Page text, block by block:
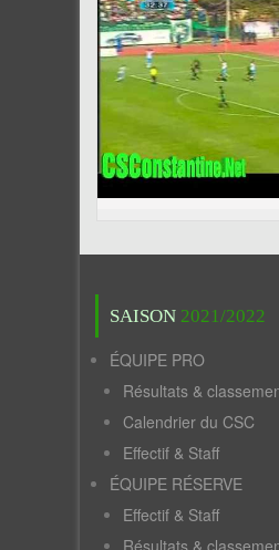
SAISON 2021/2022
ÉQUIPE PRO
Résultats &
Calendrier du CSC
Effectif & Staff
ÉQUIPE RÉSERVE
Effectif & Staff